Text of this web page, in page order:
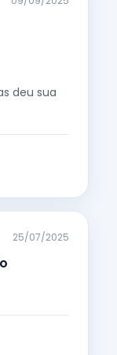
deu sua
25/07/2025